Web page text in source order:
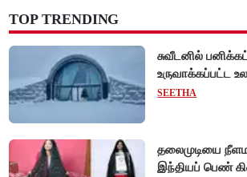
TOP TRENDING
சுவீடனில்
உருவாக்கப்பட்ட
ஓட்டல்'!
SEETHA
தலைமுடியை
இந்தியப் பெண்